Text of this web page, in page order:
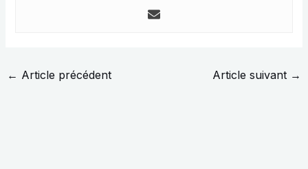
← Article précédent Article suivant →